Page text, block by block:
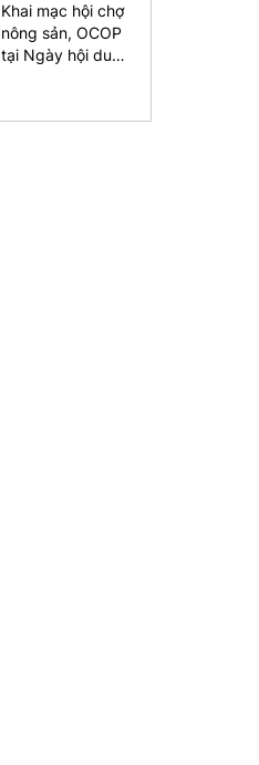
Khai mạc hội chợ
nông sản, OCOP
tại Ngày hội du